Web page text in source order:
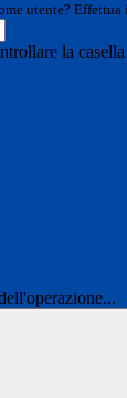
utente?
la